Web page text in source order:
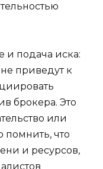
и подача иска:
приведут к
брокера. Это
или
что
и ресурсов,